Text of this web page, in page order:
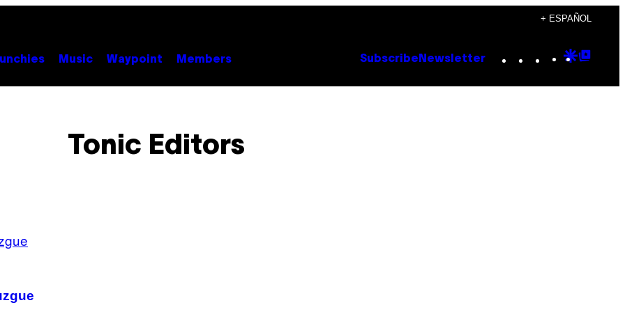
+ ESPAÑOL
Music Waypoint Members Subscribe Newsletter Instagram
TikTok
YouTube
Google
Tonic Editors